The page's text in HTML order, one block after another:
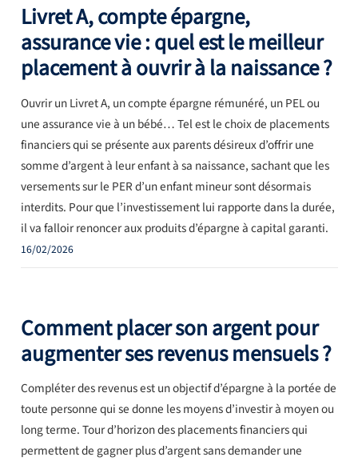
Livret A, compte épargne,
assurance vie : quel est le meilleur
placement à ouvrir à la naissance ?
Ouvrir un Livret A, un compte épargne rémunéré, un PEL ou
une assurance vie à un bébé… Tel est le choix de placements
financiers qui se présente aux parents désireux d’offrir une
somme d’argent à leur enfant à sa naissance, sachant que les
versements sur le PER d’un enfant mineur sont désormais
interdits. Pour que l’investissement lui rapporte dans la durée,
il va falloir renoncer aux produits d’épargne à capital garanti.
16/02/2026
Comment placer son argent pour
augmenter ses revenus mensuels ?
Compléter des revenus est un objectif d’épargne à la portée de
toute personne qui se donne les moyens d’investir à moyen ou
long terme. Tour d’horizon des placements financiers qui
permettent de gagner plus d’argent sans demander une